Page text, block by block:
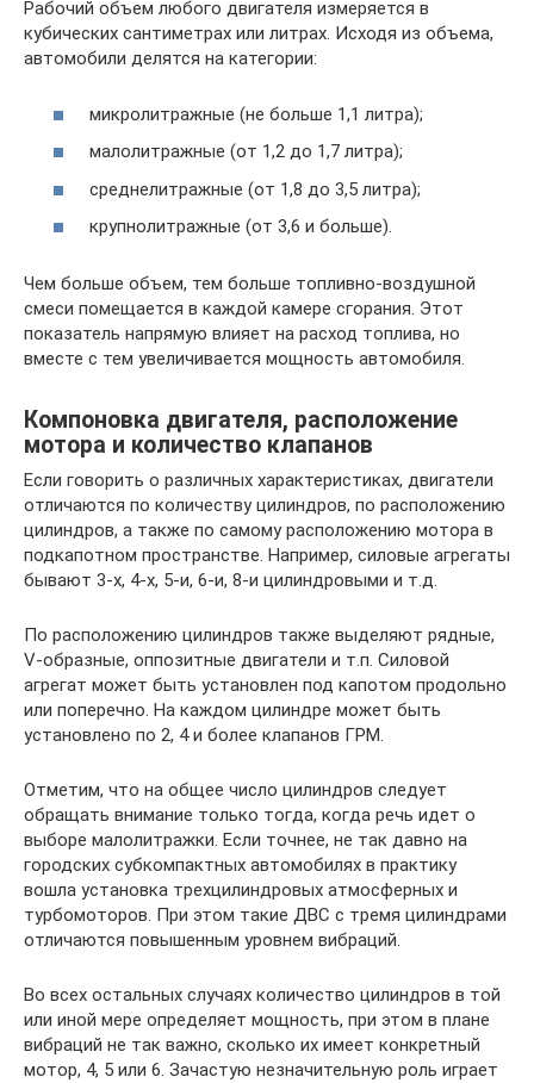
Рабочий объем любого двигателя измеряется в
кубических сантиметрах или литрах. Исходя из объема,
автомобили делятся на категории:
микролитражные (не больше 1,1 литра);
малолитражные (от 1,2 до 1,7 литра);
среднелитражные (от 1,8 до 3,5 литра);
крупнолитражные (от 3,6 и больше).
Чем больше объем, тем больше топливно-воздушной
смеси помещается в каждой камере сгорания. Этот
показатель напрямую влияет на расход топлива, но
вместе с тем увеличивается мощность автомобиля.
Компоновка двигателя, расположение
мотора и количество клапанов
Если говорить о различных характеристиках, двигатели
отличаются по количеству цилиндров, по расположению
цилиндров, а также по самому расположению мотора в
подкапотном пространстве. Например, силовые агрегаты
бывают 3-х, 4-х, 5-и, 6-и, 8-и цилиндровыми и т.д.
По расположению цилиндров также выделяют рядные,
V-образные, оппозитные двигатели и т.п. Силовой
агрегат может быть установлен под капотом продольно
или поперечно. На каждом цилиндре может быть
установлено по 2, 4 и более клапанов ГРМ.
Отметим, что на общее число цилиндров следует
обращать внимание только тогда, когда речь идет о
выборе малолитражки. Если точнее, не так давно на
городских субкомпактных автомобилях в практику
вошла установка трехцилиндровых атмосферных и
турбомоторов. При этом такие ДВС с тремя цилиндрами
отличаются повышенным уровнем вибраций.
Во всех остальных случаях количество цилиндров в той
или иной мере определяет мощность, при этом в плане
вибраций не так важно, сколько их имеет конкретный
мотор, 4, 5 или 6. Зачастую незначительную роль играет